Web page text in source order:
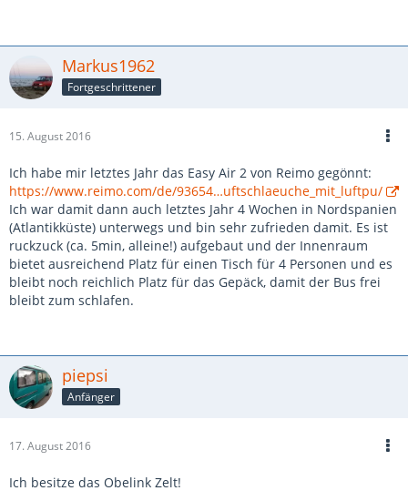
Markus1962
Fortgeschrittener
15. August 2016
Ich habe mir letztes Jahr das Easy Air 2 von Reimo gegönnt:
https://www.reimo.com/de/93654…uftschlaeuche_mit_luftpu/
Ich war damit dann auch letztes Jahr 4 Wochen in Nordspanien
(Atlantikküste) unterwegs und bin sehr zufrieden damit. Es ist
ruckzuck (ca. 5min, alleine!) aufgebaut und der Innenraum
bietet ausreichend Platz für einen Tisch für 4 Personen und es
bleibt noch reichlich Platz für das Gepäck, damit der Bus frei
bleibt zum schlafen.
piepsi
Anfänger
17. August 2016
Ich besitze das Obelink Zelt!